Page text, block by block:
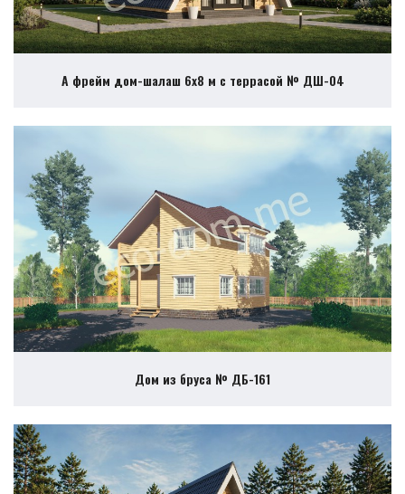
А фрейм дом-шалаш 6х8 м с террасой № ДШ-04
Дом из бруса № ДБ-161